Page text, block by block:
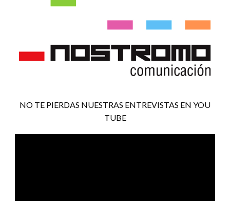
NO TE PIERDAS NUESTRAS ENTREVISTAS EN YOU
TUBE